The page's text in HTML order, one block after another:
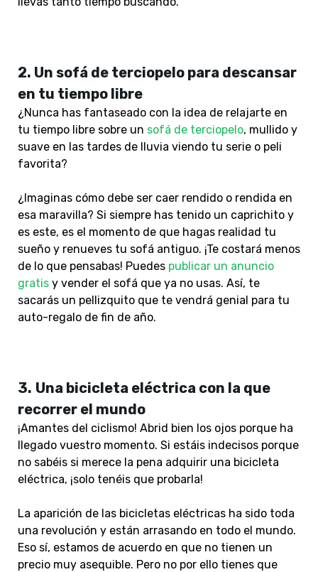
2. Un sofá de terciopelo para descansar
en tu tiempo libre
¿Nunca has fantaseado con la idea de relajarte en
tu tiempo libre sobre un sofá de terciopelo, mullido y
suave en las tardes de lluvia viendo tu serie o peli
favorita?
¿Imaginas cómo debe ser caer rendido o rendida en
esa maravilla? Si siempre has tenido un caprichito y
es este, es el momento de que hagas realidad tu
sueño y renueves tu sofá antiguo. ¡Te costará menos
de lo que pensabas! Puedes publicar un anuncio
gratis y vender el sofá que ya no usas. Así, te
sacarás un pellizquito que te vendrá genial para tu
auto-regalo de fin de año.
3. Una bicicleta eléctrica con la que
recorrer el mundo
¡Amantes del ciclismo! Abrid bien los ojos porque ha
llegado vuestro momento. Si estáis indecisos porque
no sabéis si merece la pena adquirir una bicicleta
eléctrica, ¡solo tenéis que probarla!
La aparición de las bicicletas eléctricas ha sido toda
una revolución y están arrasando en todo el mundo.
Eso sí, estamos de acuerdo en que no tienen un
precio muy asequible. Pero no por ello tienes que